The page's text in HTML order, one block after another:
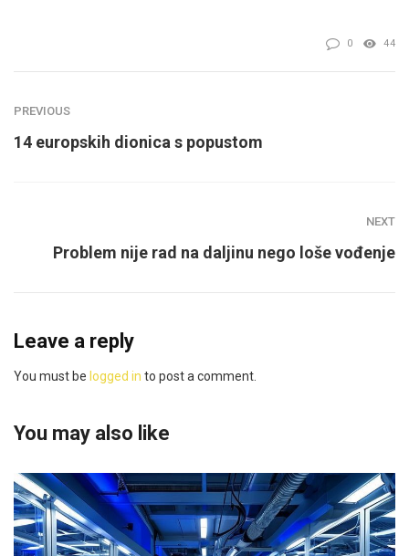
0 44
PREVIOUS
14 europskih dionica s popustom
NEXT
Problem nije rad na daljinu nego loše vođenje
Leave a reply
You must be logged in to post a comment.
You may also like